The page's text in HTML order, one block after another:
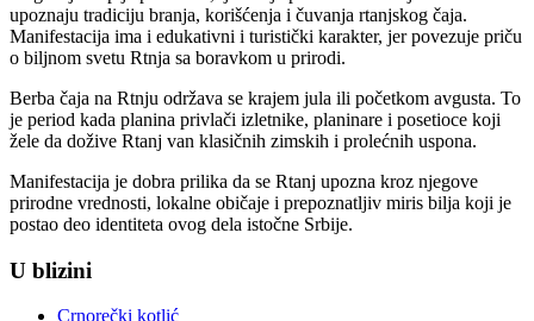
upoznaju tradiciju branja, korišćenja i čuvanja rtanjskog čaja.
Manifestacija ima i edukativni i turistički karakter, jer povezuje priču
o biljnom svetu Rtnja sa boravkom u prirodi.
Berba čaja na Rtnju održava se krajem jula ili početkom avgusta. To
je period kada planina privlači izletnike, planinare i posetioce koji
žele da dožive Rtanj van klasičnih zimskih i prolećnih uspona.
Manifestacija je dobra prilika da se Rtanj upozna kroz njegove
prirodne vrednosti, lokalne običaje i prepoznatljiv miris bilja koji je
postao deo identiteta ovog dela istočne Srbije.
U blizini
Crnorečki kotlić